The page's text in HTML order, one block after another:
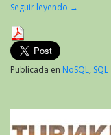
Seguir leyendo →
Publicada en NoSQL, SQL